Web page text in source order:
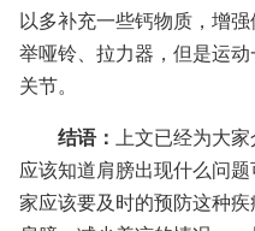
以多补充一些钙物质，增
举哑铃、拉力器，但是运
关节。
结语：
上文已经为大
应该知道肩膀出现什么问
家应该要及时的预防这种